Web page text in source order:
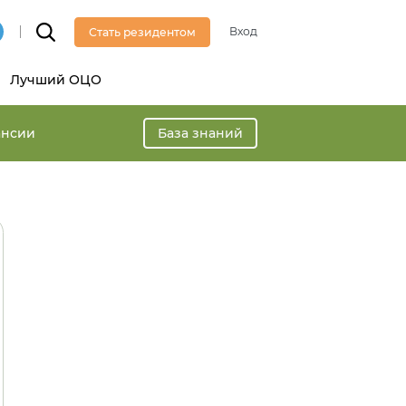
Стать резидентом Вход
Лучший ОЦО
База знаний